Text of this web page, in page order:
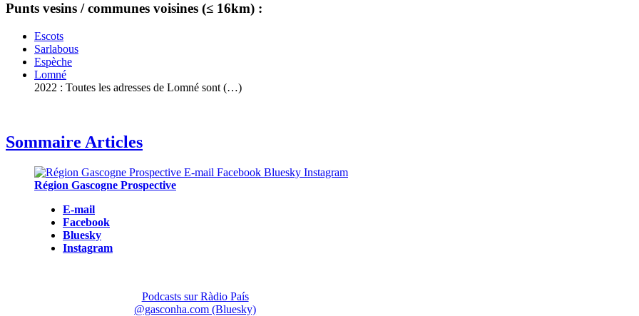
Punts vesins / communes voisines (≤ 16km) :
Escots
Sarlabous
Espèche
Lomné
2022 : Toutes les adresses de Lomné sont (…)
Sommaire Articles
Région Gascogne Prospective
E-mail
Facebook
Bluesky
Instagram
Podcasts sur Ràdio País
@gasconha.com (Bluesky)